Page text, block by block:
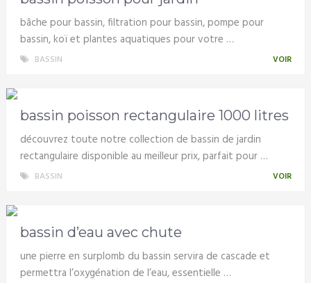
bâche pour bassin, filtration pour bassin, pompe pour
bassin, koï et plantes aquatiques pour votre …
BASSIN VOIR
bassin poisson rectangulaire 1000 litres
découvrez toute notre collection de bassin de jardin
rectangulaire disponible au meilleur prix, parfait pour …
BASSIN VOIR
bassin d’eau avec chute
une pierre en surplomb du bassin servira de cascade et
permettra l’oxygénation de l’eau, essentielle …